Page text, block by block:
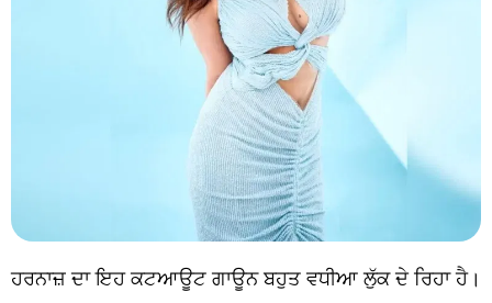
ਹਰਨਾਜ਼ ਦਾ ਇਹ ਕਟਆਊਟ ਗਾਊਨ ਬਹੁਤ ਵਧੀਆ ਲੁੱਕ ਦੇ ਰਿਹਾ ਹੈ।